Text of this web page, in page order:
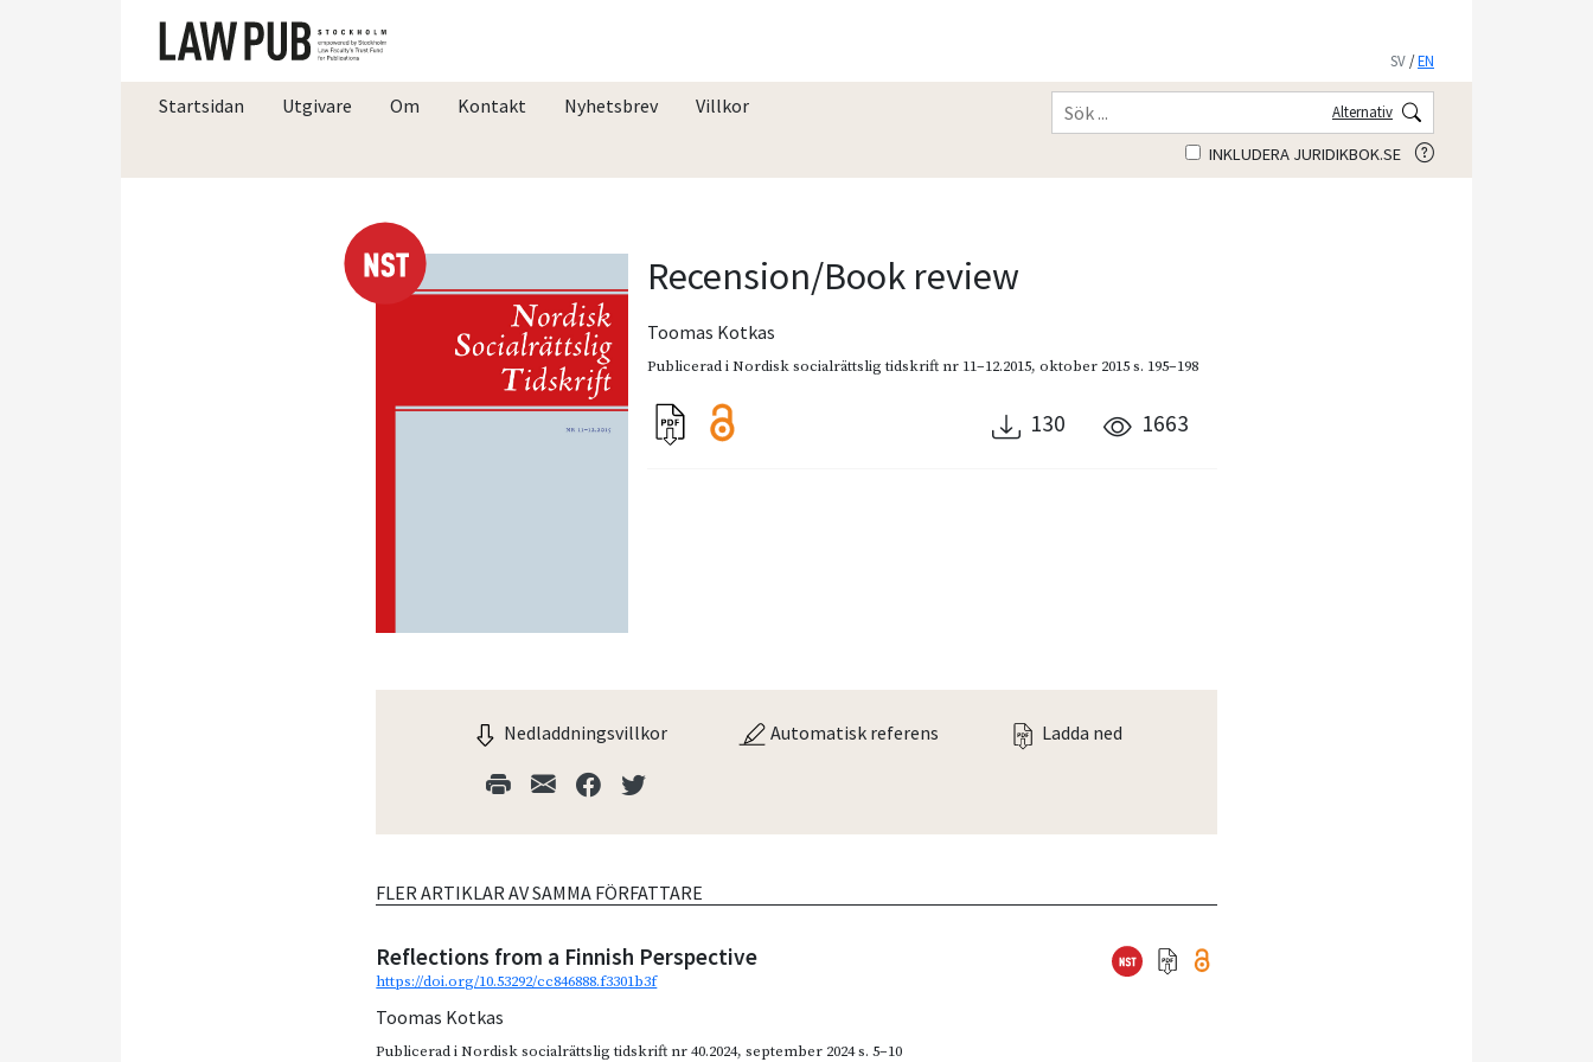
SV /EN
Startsidan Utgivare Om Kontakt Nyhetsbrev Villkor Alternativ
INKLUDERA JURIDIKBOK.SE
Recension/Book review
Toomas Kotkas
Publicerad iNordisk socialrättslig tidskrift nr 11–12.2015,oktober 2015s. 195–198
130 1663
Nedladdningsvillkor Automatisk referens Ladda ned
FLER ARTIKLAR AV SAMMA FÖRFATTARE
Reflections from a Finnish Perspective
https://doi.org/10.53292/cc846888.f3301b3f
Toomas Kotkas
Publicerad iNordisk socialrättslig tidskrift nr 40.2024,september 2024s. 5–10